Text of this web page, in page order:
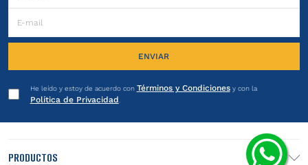
ENVIAR
He leído y estoy de acuerdo con Términos y Condicionesy con la
Política de Privacidad
PRODUCTOS